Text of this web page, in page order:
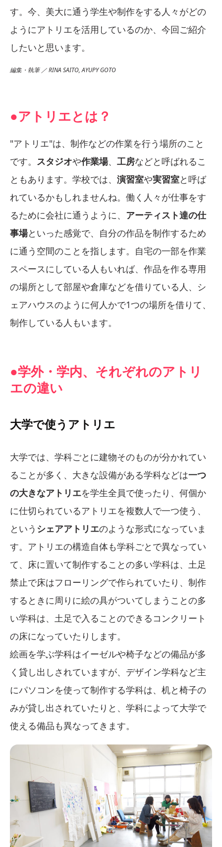
す。今、美大に通う学生や制作をする人々がどの
ようにアトリエを活用しているのか、今回ご紹介
したいと思います。
編集・執筆 ／ RINA SAITO, AYUPY GOTO
●アトリエとは？
"アトリエ"は、制作などの作業を行う場所のこと
です。 スタジオや作業場、 工房などと呼ばれるこ
ともあります。学校では、 演習室や実習室と呼ば
れているかもしれませんね。働く人々が仕事をす
るために会社に通うように、 アーティスト達の仕
事場といった感覚で、自分の作品を制作するため
に通う空間のことを指します。自宅の一部を作業
スペースにしている人もいれば、作品を作る専用
の場所として部屋や倉庫などを借りている人、シ
ェアハウスのように何人かで1つの場所を借りて、
制作している人もいます。
●学外・学内、それぞれのアトリ
エの違い
大学で使うアトリエ
大学では、学科ごとに建物そのものが分かれてい
ることが多く、大きな設備がある学科などは一つ
の大きなアトリエを学生全員で使ったり、何個か
に仕切られているアトリエを複数人で一つ使う、
という シェアアトリエのような形式になっていま
す。アトリエの構造自体も学科ごとで異なってい
て、床に置いて制作することの多い学科は、土足
禁止で床はフローリングで作られていたり、制作
するときに周りに絵の具がついてしまうことの多
い学科は、土足で入ることのできるコンクリート
の床になっていたりします。
絵画を学ぶ学科はイーゼルや椅子などの備品が多
く貸し出しされていますが、デザイン学科など主
にパソコンを使って制作する学科は、机と椅子の
みが貸し出されていたりと、学科によって大学で
使える備品も異なってきます。